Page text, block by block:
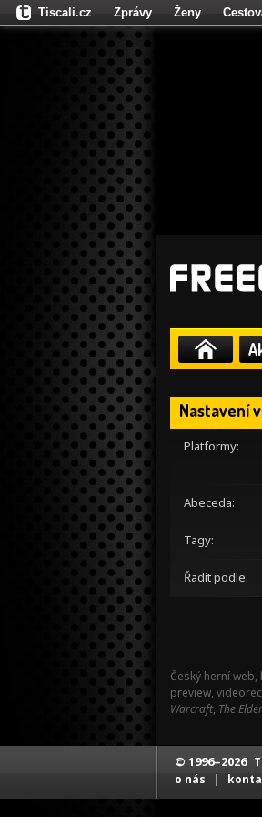
Nastavení
Platformy:
Abeceda:
Tagy:
Řadit podle:
Český herní
preview,
Warcraft, The
Tiscali.cz Zprávy Ženy
Fights.cz
© 1996–2026
o nás |